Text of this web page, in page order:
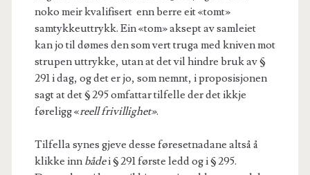
noko meir kvalifisert enn berre eit «tomt»
samtykkeuttrykk. Ein «tom» aksept av samleiet
kan jo til dømes den som vert truga med kniven mot
strupen uttrykke, utan at det vil hindre bruk av §
291 i dag, og det er jo, som nemnt, i proposisjonen
sagt at det § 295 omfattar tilfelle der det ikkje
føreligg «reell frivillighet».
Tilfella synes gjeve desse føresetnadane altså å
klikke inn bådei § 291 første ledd og i § 295.